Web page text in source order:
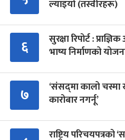
ल्याइयो (तस्वीरहरू)
६
सुरक्षा रिपोर्ट :
भाष्य निर्माणको
७
‘संसद्‍मा कालो
कारोबार नगर्नू’
राष्ट्रिय परिचयपत्रको